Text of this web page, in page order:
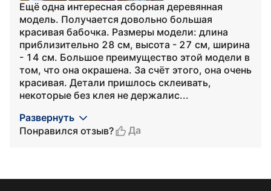
Ещё одна интересная сборная деревянная
модель. Получается довольно большая
красивая бабочка. Размеры модели: длина
приблизительно 28 см, высота - 27 см, ширина
- 14 см. Большое преимущество этой модели в
том, что она окрашена. За счёт этого, она очень
красивая. Детали пришлось склеивать,
некоторые без клея не держалис...
Развернуть
Понравился отзыв?
Да